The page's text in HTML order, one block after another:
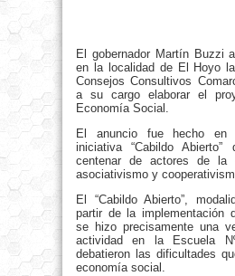
El gobernador Martín Buzzi
en la localidad de El Hoyo
Consejos Consultivos
a su cargo elaborar el
Economía Social.
El anuncio fue hecho
iniciativa “Cabildo
centenar de actores de la
asociativismo y
El “Cabildo Abierto”,
partir de la implementación
se hizo precisamente una
actividad en la Escuela
debatieron las dificultades
economía social.